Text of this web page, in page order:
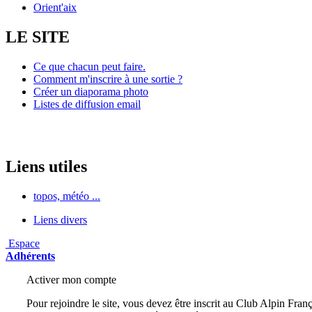
Orient'aix
LE SITE
Ce que chacun peut faire.
Comment m'inscrire à une sortie ?
Créer un diaporama photo
Listes de diffusion email
Liens utiles
topos, météo ...
Liens divers
Espace
Adhérents
Activer mon compte
Pour rejoindre le site, vous devez être inscrit au Club Alpin